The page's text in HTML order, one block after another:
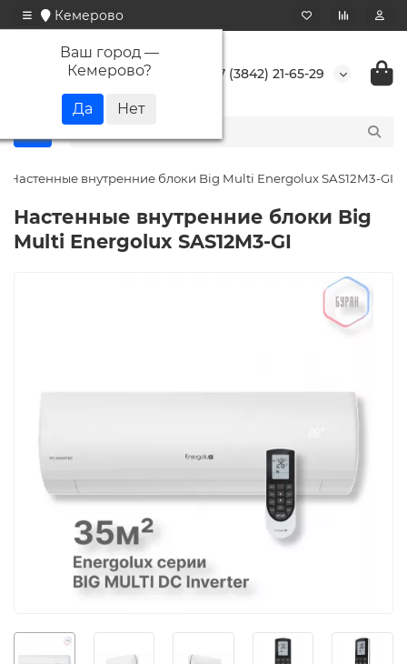
Кемерово
Ваш город —
Кемерово? +7 (3842) 21-65-29
Настенные внутренние блоки Big Multi Energolux SAS12M3-GI
Настенные внутренние блоки Big
Multi Energolux SAS12M3-GI